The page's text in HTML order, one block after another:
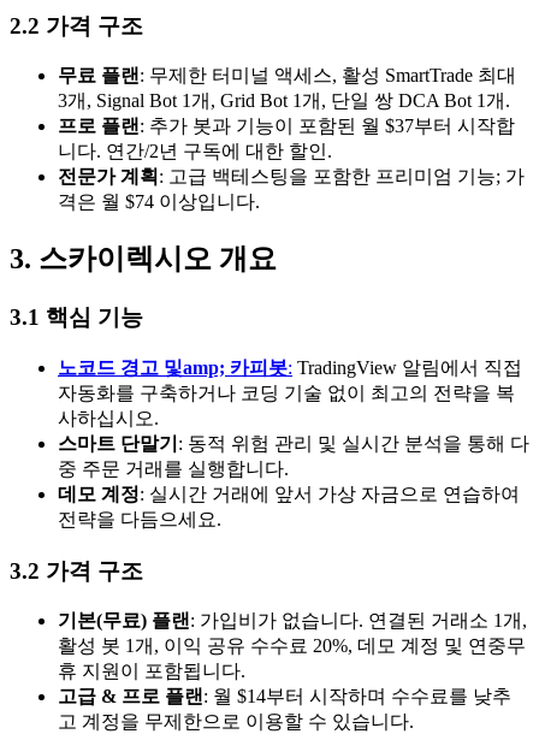
2.2 가격 구조
무료 플랜 : 무제한 터미널 액세스, 활성 SmartTrade 최대
3개, Signal Bot 1개, Grid Bot 1개, 단일 쌍 DCA Bot 1개.
프로 플랜 : 추가 봇과 기능이 포함된 월 $37부터 시작합
니다. 연간/2년 구독에 대한 할인.
전문가 계획 : 고급 백테스팅을 포함한 프리미엄 기능; 가
격은 월 $74 이상입니다.
3. 스카이렉시오 개요
3.1 핵심 기능
노코드 경고 및amp; 카피봇: TradingView 알림에서 직접
자동화를 구축하거나 코딩 기술 없이 최고의 전략을 복
사하십시오.
스마트 단말기 : 동적 위험 관리 및 실시간 분석을 통해 다
중 주문 거래를 실행합니다.
데모 계정: 실시간 거래에 앞서 가상 자금으로 연습하여
전략을 다듬으세요.
3.2 가격 구조
기본(무료) 플랜 : 가입비가 없습니다. 연결된 거래소 1개,
활성 봇 1개, 이익 공유 수수료 20%, 데모 계정 및 연중무
휴 지원이 포함됩니다.
고급 & 프로 플랜 : 월 $14부터 시작하며 수수료를 낮추
고 계정을 무제한으로 이용할 수 있습니다.